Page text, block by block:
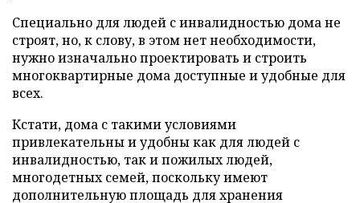
Специально для людей с инвалидностью дома не
строят, но, к слову, в этом нет необходимости,
нужно изначально проектировать и строить
многоквартирные дома доступные и удобные для
всех.
Кстати, дома с такими условиями
привлекательны и удобны как для людей с
инвалидностью, так и пожилых людей,
многодетных семей, поскольку имеют
дополнительную площадь для хранения